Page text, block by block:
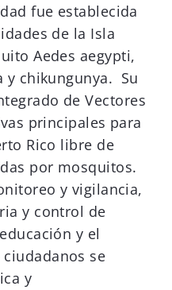
fue establecida
de la Isla
Aedes aegypti,
y chikungunya. Su
de Vectores
principales para
Rico libre de
por mosquitos.
y vigilancia,
y control de
y el
se
y